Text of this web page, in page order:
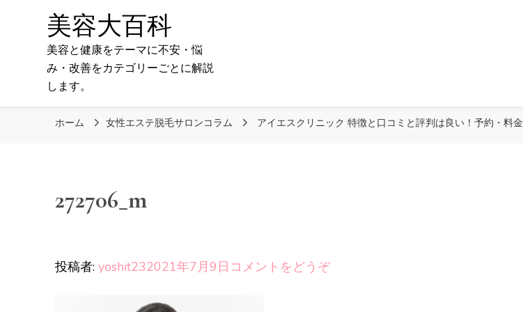
美容大百科
美容と健康をテーマに不安・悩
み・改善をカテゴリーごとに解説
します。
ホーム 女性エステ脱毛サロンコラム アイエスクリニック 特徴と口コミと評判は良い！予約・料金
272706_m
投稿者: yoshit232021年7月9日 コメントをどうぞ(272706_m)